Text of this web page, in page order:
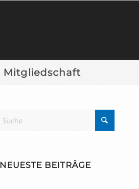
Mitgliedschaft
NEUESTE BEITRÄGE